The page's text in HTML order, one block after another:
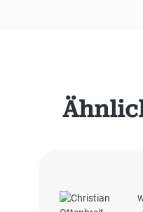
Produktgalerie